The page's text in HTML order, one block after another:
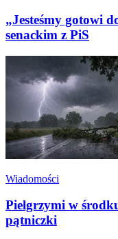
„Jesteśmy gotowi
senackim z PiS
Wiadomości
Pielgrzymi w
pątniczki